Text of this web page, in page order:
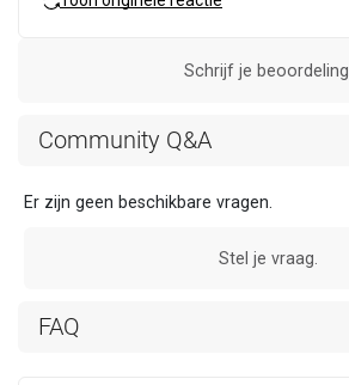
FAQ
Schrijf je beoordeling.
Community Q&A
Er zijn geen beschikbare vragen.
Stel je vraag.